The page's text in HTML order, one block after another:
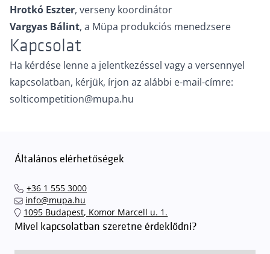
Hrotkó Eszter, verseny koordinátor
Vargyas Bálint, a Müpa produkciós menedzsere
Kapcsolat
Ha kérdése lenne a jelentkezéssel vagy a versennyel
kapcsolatban, kérjük, írjon az alábbi e-mail-címre:
solticompetition@mupa.hu
Általános elérhetőségek
+36 1 555 3000
info@mupa.hu
1095 Budapest, Komor Marcell u. 1.
Mivel kapcsolatban szeretne érdeklődni?